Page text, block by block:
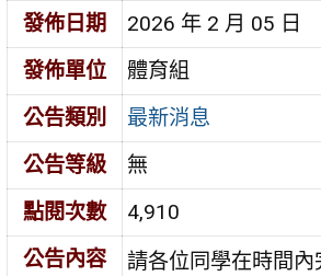
發佈日期
2026 年 2 月 05 日
發佈單位
體育組
公告類別
最新消息
公告等級
無
點閱次數
4,910
公告內容
請各位同學在時間內